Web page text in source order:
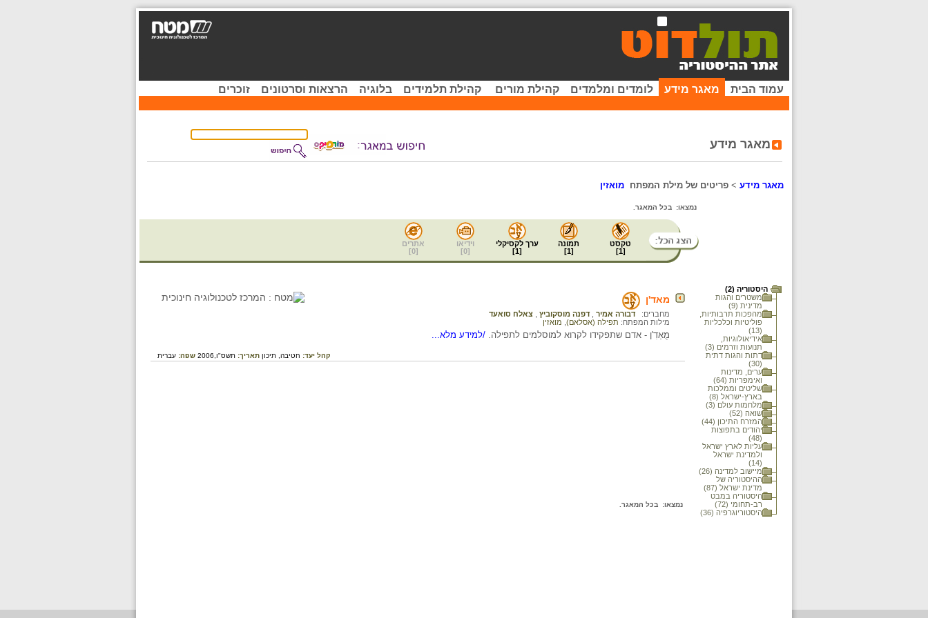
עמוד הבית מאגר מידע לומדים ומלמדים קהילת מורים קהילת תלמידים בלוגיה הרצאות וסרטונים זוכרים
מאגר מידע
מאגר מידע > פריטים של מילת המפתח מואזין
נמצאו: בכל המאגר.
טקסט
[
1
]
תמונה
[
1
]
ערך לקסיקלי
[
1
]
וידיאו
[
0
]
אתרים
[
0
]
היסטוריה (2)
משטרים והגות
מדינית (9)
מהפכות תרבותיות,
פוליטיות וכלכליות
(13)
אידיאולוגיות,
תנועות וזרמים (3)
דתות והגות דתית
(30)
ערים, מדינות
ואימפריות (64)
שליטים וממלכות
בארץ-ישראל (8)
מלחמות עולם (3)
שואה (52)
המזרח התיכון (44)
יהודים בתפוצות
(48)
עליות לארץ ישראל
ולמדינת ישראל
(14)
מיישוב למדינה (26)
ההיסטוריה של
מדינת ישראל (87)
היסטוריה במבט
רב-תחומי (72)
היסטוריוגרפיה (36)
מאד'ן
מחברים: דבורה אמיר ,דפנה מוסקוביץ
צאלח סואעד
מילות המפתח: תפילה (אסלאם) מואזין
מֻאַדִ'ן - אדם שתפקידו לקרוא למוסלמים לתפילה. /למידע מלא...
קהל יעד: חטיבה, תיכון תאריך: תשס"ו,2006 שפה: עברית
נמצאו: בכל המאגר.